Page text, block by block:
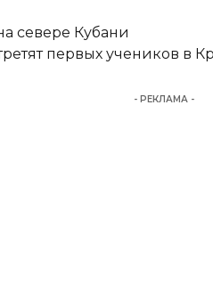
севере Кубани
первых учеников в
- РЕКЛАМА -